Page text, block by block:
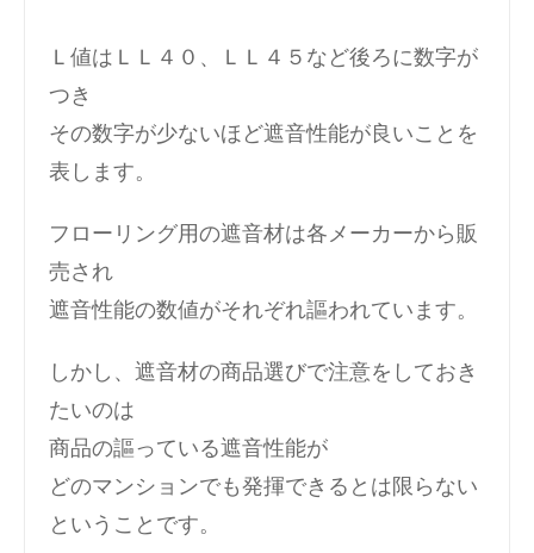
Ｌ値はＬＬ４０、ＬＬ４５など後ろに数字が
つき
その数字が少ないほど遮音性能が良いことを
表します。
フローリング用の遮音材は各メーカーから販
売され
遮音性能の数値がそれぞれ謳われています。
しかし、遮音材の商品選びで注意をしておき
たいのは
商品の謳っている遮音性能が
どのマンションでも発揮できるとは限らない
ということです。